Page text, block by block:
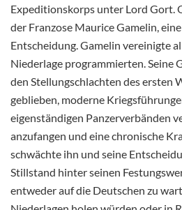
Expeditionskorps unter Lord Gort.
der Franzose Maurice Gamelin,
Entscheidung. Gamelin vereinigte
Niederlage programmierten. Seine
den Stellungschlachten des ersten
geblieben, moderne
eigenständigen Panzerverbänden
anzufangen und eine chronische
schwächte ihn und seine
Stillstand hinter seinen
entweder auf die Deutschen zu